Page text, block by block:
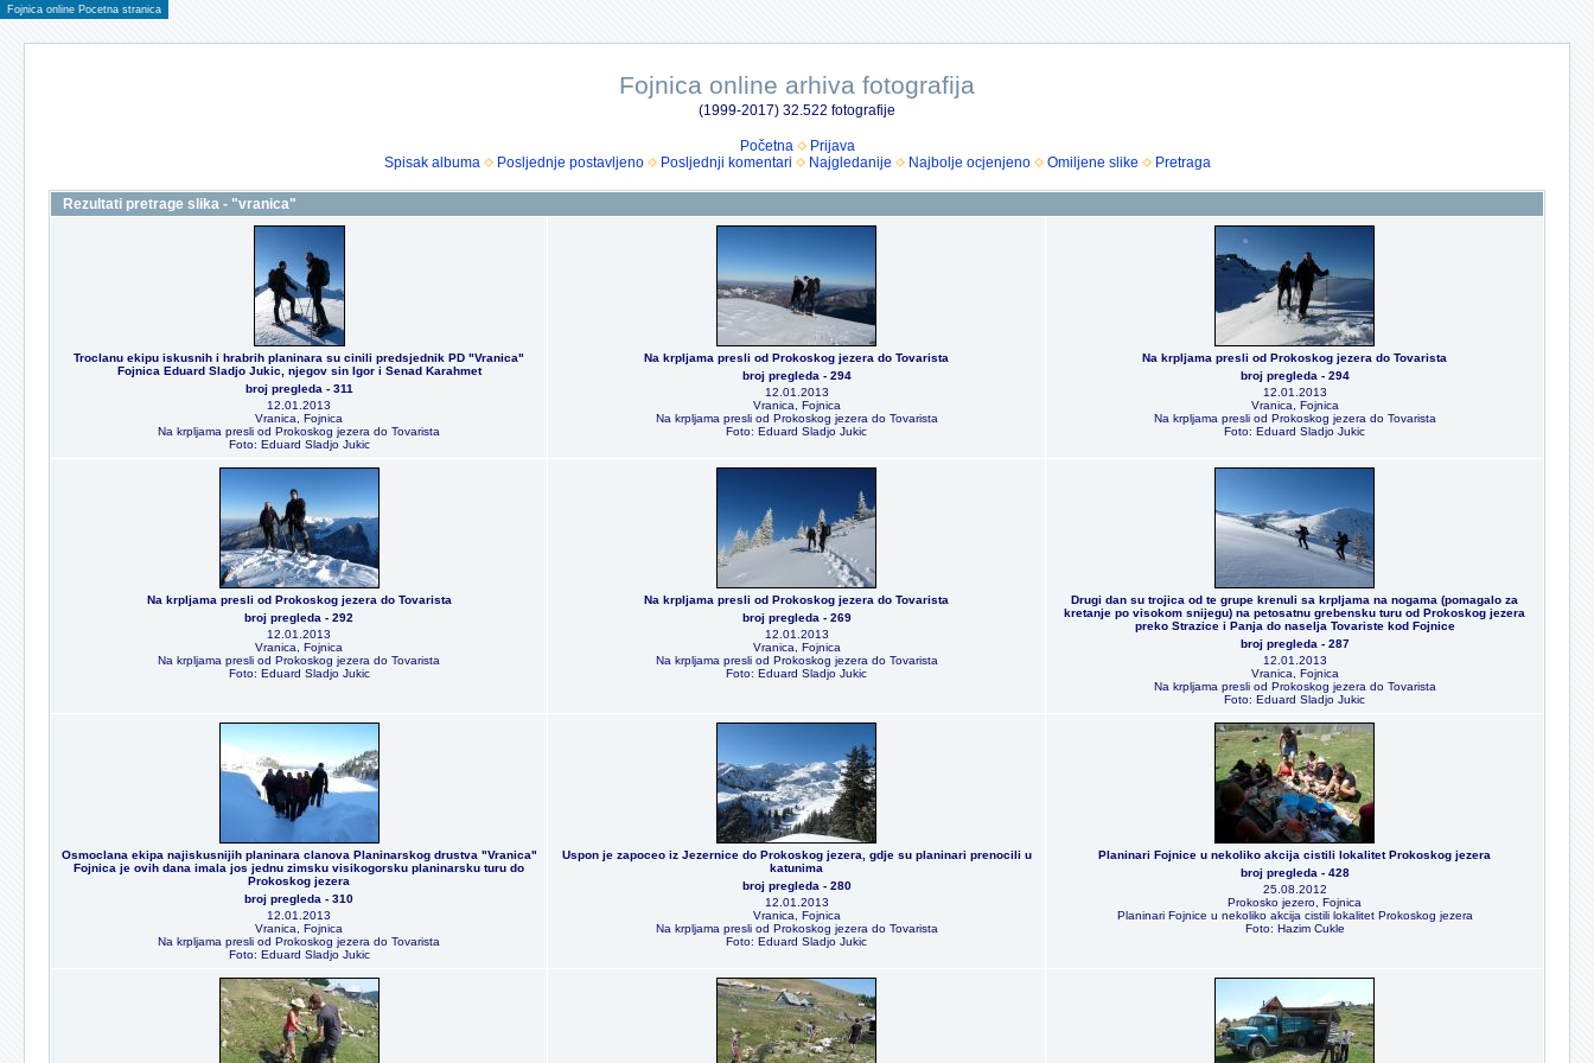
Fojnica online Pocetna stranica
Fojnica online arhiva fotografija
(1999-2017) 32.522 fotografije
Početna
Prijava
Spisak albuma
Posljednje postavljeno Posljednji komentari Najgledanije Najbolje ocjenjeno Omiljene slike Pretraga
Rezultati pretrage slika - "vranica"
Troclanu ekipu iskusnih i hrabrih planinara su cinili predsjednik PD "Vranica"
Fojnica Eduard Sladjo Jukic, njegov sin Igor i Senad Karahmet
broj pregleda - 311
12.01.2013
Vranica, Fojnica
Na krpljama presli od Prokoskog jezera do Tovarista
Foto: Eduard Sladjo Jukic
Na krpljama presli od Prokoskog jezera do Tovarista
broj pregleda - 294
12.01.2013
Vranica, Fojnica
Na krpljama presli od Prokoskog jezera do Tovarista
Foto: Eduard Sladjo Jukic
Na krpljama presli od Prokoskog jezera do Tovarista
broj pregleda - 294
12.01.2013
Vranica, Fojnica
Na krpljama presli od Prokoskog jezera do Tovarista
Foto: Eduard Sladjo Jukic
Na krpljama presli od Prokoskog jezera do Tovarista
broj pregleda - 292
12.01.2013
Vranica, Fojnica
Na krpljama presli od Prokoskog jezera do Tovarista
Foto: Eduard Sladjo Jukic
Na krpljama presli od Prokoskog jezera do Tovarista
broj pregleda - 269
12.01.2013
Vranica, Fojnica
Na krpljama presli od Prokoskog jezera do Tovarista
Foto: Eduard Sladjo Jukic
Drugi dan su trojica od te grupe krenuli sa krpljama na nogama (pomagalo za
kretanje po visokom snijegu) na petosatnu grebensku turu od Prokoskog jezera
preko Strazice i Panja do naselja Tovariste kod Fojnice
broj pregleda - 287
12.01.2013
Vranica, Fojnica
Na krpljama presli od Prokoskog jezera do Tovarista
Foto: Eduard Sladjo Jukic
Osmoclana ekipa najiskusnijih planinara clanova Planinarskog drustva "Vranica"
Fojnica je ovih dana imala jos jednu zimsku visikogorsku planinarsku turu do
Prokoskog jezera
broj pregleda - 310
12.01.2013
Vranica, Fojnica
Na krpljama presli od Prokoskog jezera do Tovarista
Foto: Eduard Sladjo Jukic
Uspon je zapoceo iz Jezernice do Prokoskog jezera, gdje su planinari prenocili u
katunima
broj pregleda - 280
12.01.2013
Vranica, Fojnica
Na krpljama presli od Prokoskog jezera do Tovarista
Foto: Eduard Sladjo Jukic
Planinari Fojnice u nekoliko akcija cistili lokalitet Prokoskog jezera
broj pregleda - 428
25.08.2012
Prokosko jezero, Fojnica
Planinari Fojnice u nekoliko akcija cistili lokalitet Prokoskog jezera
Foto: Hazim Cukle